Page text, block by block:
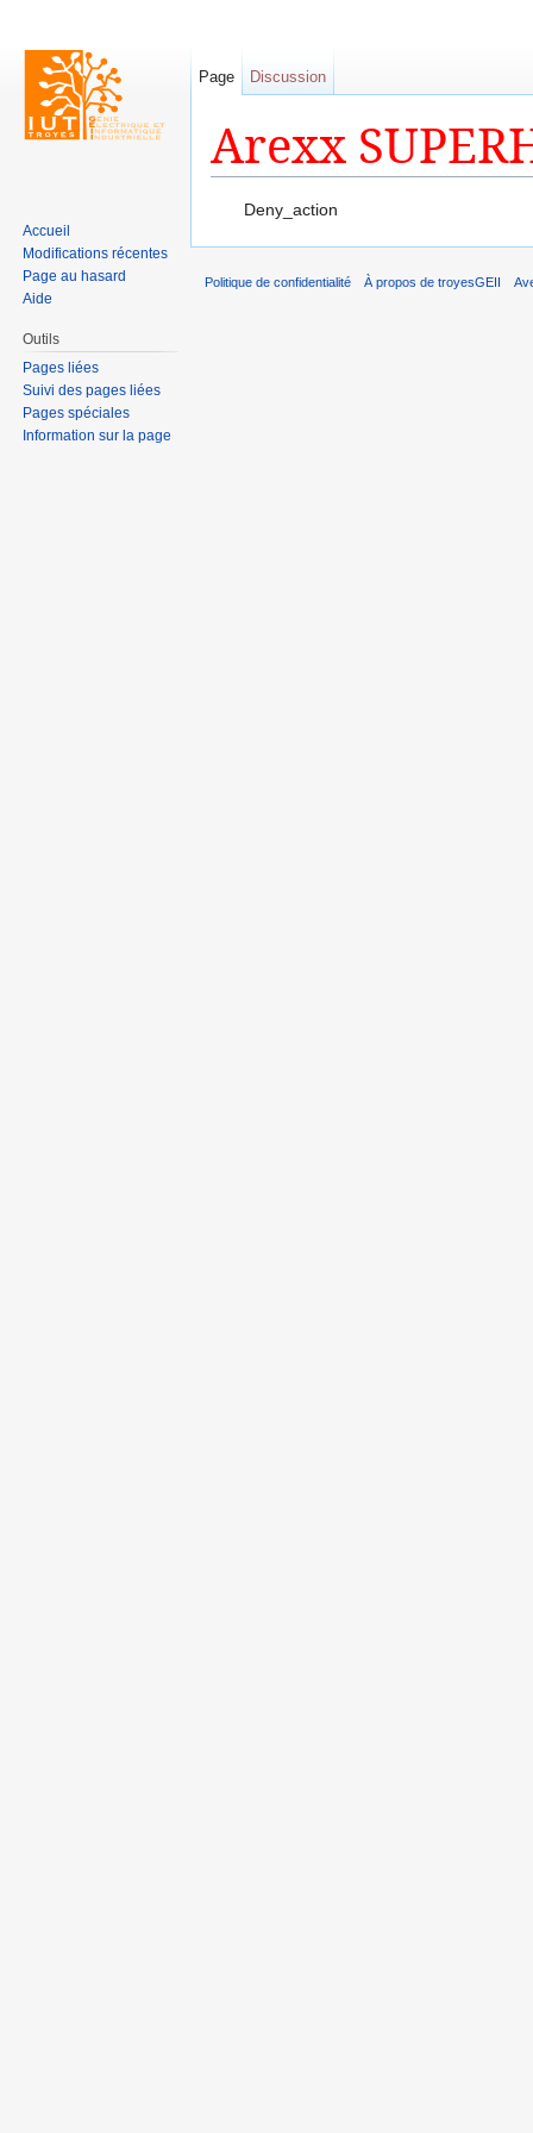
Arexx
Deny_action
Page Discussion
Accueil
Modifications récentes
Page au hasard
Aide
Outils
Pages liées
Suivi des pages liées
Pages spéciales
Information sur la page
Politique de confidentialité À propos de troyesGEII